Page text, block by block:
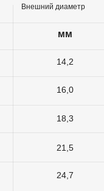
мм
14,2
16,0
18,3
21,5
24,7
Внешний диаметр